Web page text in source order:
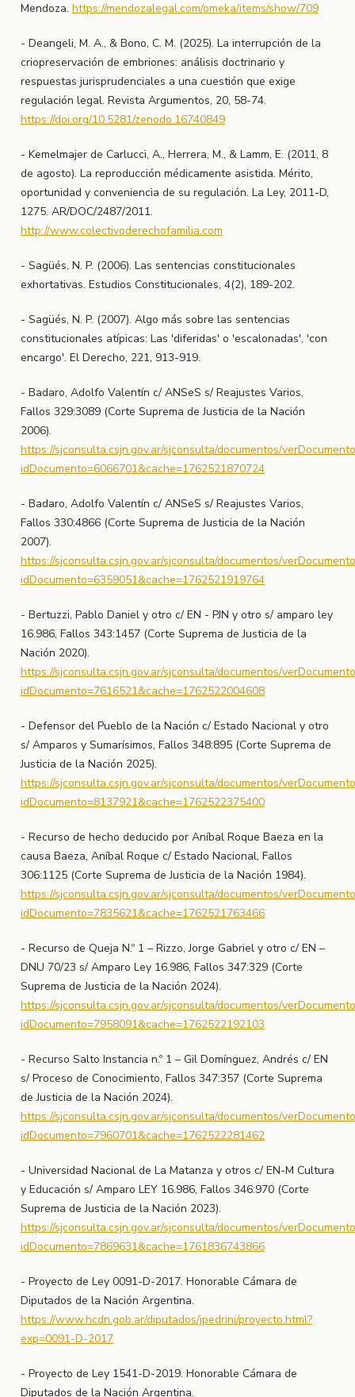
Mendoza. https://mendozalegal.com/omeka/items/show/709
- Deangeli, M. A., & Bono, C. M. (2025). La interrupción de la
criopreservación de embriones: análisis doctrinario y
respuestas jurisprudenciales a una cuestión que exige
regulación legal. Revista Argumentos, 20, 58-74.
https://doi.org/10.5281/zenodo.16740849
- Kemelmajer de Carlucci, A., Herrera, M., & Lamm, E. (2011, 8
de agosto). La reproducción médicamente asistida. Mérito,
oportunidad y conveniencia de su regulación. La Ley, 2011-D,
1275. AR/DOC/2487/2011.
http://www.colectivoderechofamilia.com
- Sagüés, N. P. (2006). Las sentencias constitucionales
exhortativas. Estudios Constitucionales, 4(2), 189-202.
- Sagüés, N. P. (2007). Algo más sobre las sentencias
constitucionales atípicas: Las 'diferidas' o 'escalonadas', 'con
encargo'. El Derecho, 221, 913-919.
- Badaro, Adolfo Valentín c/ ANSeS s/ Reajustes Varios,
Fallos 329:3089 (Corte Suprema de Justicia de la Nación
2006).
https://sjconsulta.csjn.gov.ar/sjconsulta/documentos/
idDocumento=6066701&cache=1762521870724
- Badaro, Adolfo Valentín c/ ANSeS s/ Reajustes Varios,
Fallos 330:4866 (Corte Suprema de Justicia de la Nación
2007).
https://sjconsulta.csjn.gov.ar/sjconsulta/documentos/
idDocumento=6359051&cache=1762521919764
- Bertuzzi, Pablo Daniel y otro c/ EN - PJN y otro s/ amparo ley
16.986, Fallos 343:1457 (Corte Suprema de Justicia de la
Nación 2020).
https://sjconsulta.csjn.gov.ar/sjconsulta/documentos/
idDocumento=7616521&cache=1762522004608
- Defensor del Pueblo de la Nación c/ Estado Nacional y otro
s/ Amparos y Sumarísimos, Fallos 348:895 (Corte Suprema de
Justicia de la Nación 2025).
https://sjconsulta.csjn.gov.ar/sjconsulta/documentos/
idDocumento=8137921&cache=1762522375400
- Recurso de hecho deducido por Aníbal Roque Baeza en la
causa Baeza, Aníbal Roque c/ Estado Nacional, Fallos
306:1125 (Corte Suprema de Justicia de la Nación 1984).
https://sjconsulta.csjn.gov.ar/sjconsulta/documentos/
idDocumento=7835621&cache=1762521763466
- Recurso de Queja N.º 1 – Rizzo, Jorge Gabriel y otro c/ EN –
DNU 70/23 s/ Amparo Ley 16.986, Fallos 347:329 (Corte
Suprema de Justicia de la Nación 2024).
https://sjconsulta.csjn.gov.ar/sjconsulta/documentos/
idDocumento=7958091&cache=1762522192103
- Recurso Salto Instancia n.º 1 – Gil Domínguez, Andrés c/ EN
s/ Proceso de Conocimiento, Fallos 347:357 (Corte Suprema
de Justicia de la Nación 2024).
https://sjconsulta.csjn.gov.ar/sjconsulta/documentos/
idDocumento=7960701&cache=1762522281462
- Universidad Nacional de La Matanza y otros c/ EN-M Cultura
y Educación s/ Amparo LEY 16.986, Fallos 346:970 (Corte
Suprema de Justicia de la Nación 2023).
https://sjconsulta.csjn.gov.ar/sjconsulta/documentos/
idDocumento=7869631&cache=1761836743866
- Proyecto de Ley 0091-D-2017. Honorable Cámara de
Diputados de la Nación Argentina.
https://www.hcdn.gob.ar/diputados/jpedrini/proyecto.html?
exp=0091-D-2017
- Proyecto de Ley 1541-D-2019. Honorable Cámara de
Diputados de la Nación Argentina.